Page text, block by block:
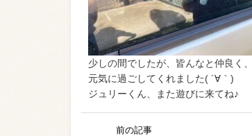
少しの間でしたが、皆んなと仲良く、
元気に過ごしてくれました( ´∀｀)
ジュリーくん、また遊びに来てね♪
前の記事